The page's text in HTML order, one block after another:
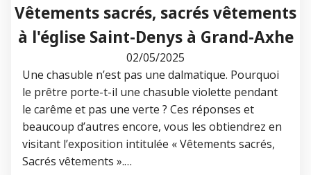
Vêtements sacrés, sacrés vêtements
à l'église Saint-Denys à Grand-Axhe
02/05/2025
Une chasuble n’est pas une dalmatique. Pourquoi
le prêtre porte-t-il une chasuble violette pendant
le carême et pas une verte ? Ces réponses et
beaucoup d’autres encore, vous les obtiendrez en
visitant l’exposition intitulée « Vêtements sacrés,
Sacrés vêtements ».…